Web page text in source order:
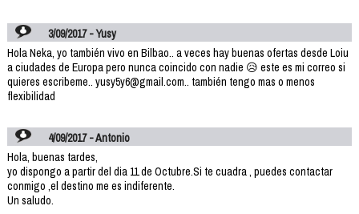
3/09/2017 - Yusy
Hola Neka, yo también vivo en Bilbao.. a veces hay buenas ofertas desde Loiu
a ciudades de Europa pero nunca coincido con nadie 😥 este es mi correo si
quieres escribeme.. yusy5y6@gmail.com.. también tengo mas o menos
flexibilidad
4/09/2017 - Antonio
Hola, buenas tardes,
yo dispongo a partir del dia 11 de Octubre.Si te cuadra , puedes contactar
conmigo ,el destino me es indiferente.
Un saludo.